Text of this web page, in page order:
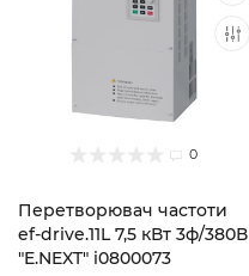
0
Перетворювач частоти
ef-drive.11L 7,5 кВт 3ф/380В
"E.NEXT" i0800073